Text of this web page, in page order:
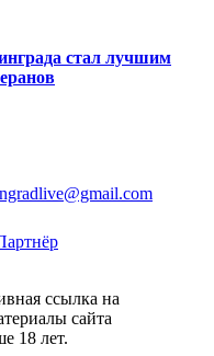
стал лучшим
ссылка на
сайта
18 лет.